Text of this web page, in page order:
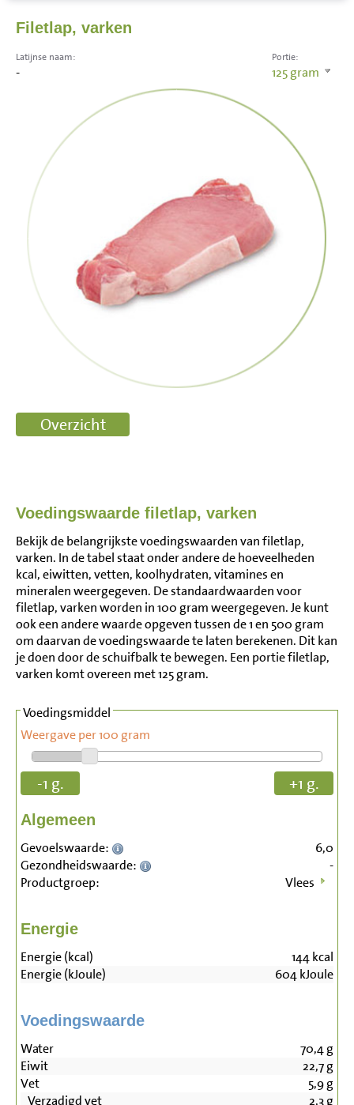
Filetlap, varken
Portie:
125gram
Latijnse naam:
-
Voedingswaarde filetlap, varken
Bekijk de belangrijkste voedingswaarden van filetlap,
varken. In de tabel staat onder andere de hoeveelheden
kcal, eiwitten, vetten, koolhydraten, vitamines en
mineralen weergegeven. De standaardwaarden voor
filetlap, varken worden in 100 gram weergegeven. Je kunt
ook een andere waarde opgeven tussen de 1 en 500 gram
om daarvan de voedingswaarde te laten berekenen. Dit kan
je doen door de schuifbalk te bewegen. Een portie filetlap,
varken komt overeen met 125 gram.
Voedingsmiddel
Weergave per 100 gram
-1 g. +1 g.
Algemeen
Gevoelswaarde:
6,0
Gezondheidswaarde:
-
Productgroep:
Vlees
Energie
Energie (kcal) 144kcal
Energie (kJoule)
604kJoule
Voedingswaarde
Water 70,4g
Eiwit
22,7g
Vet
5,9g
Verzadigd vet
2,3g